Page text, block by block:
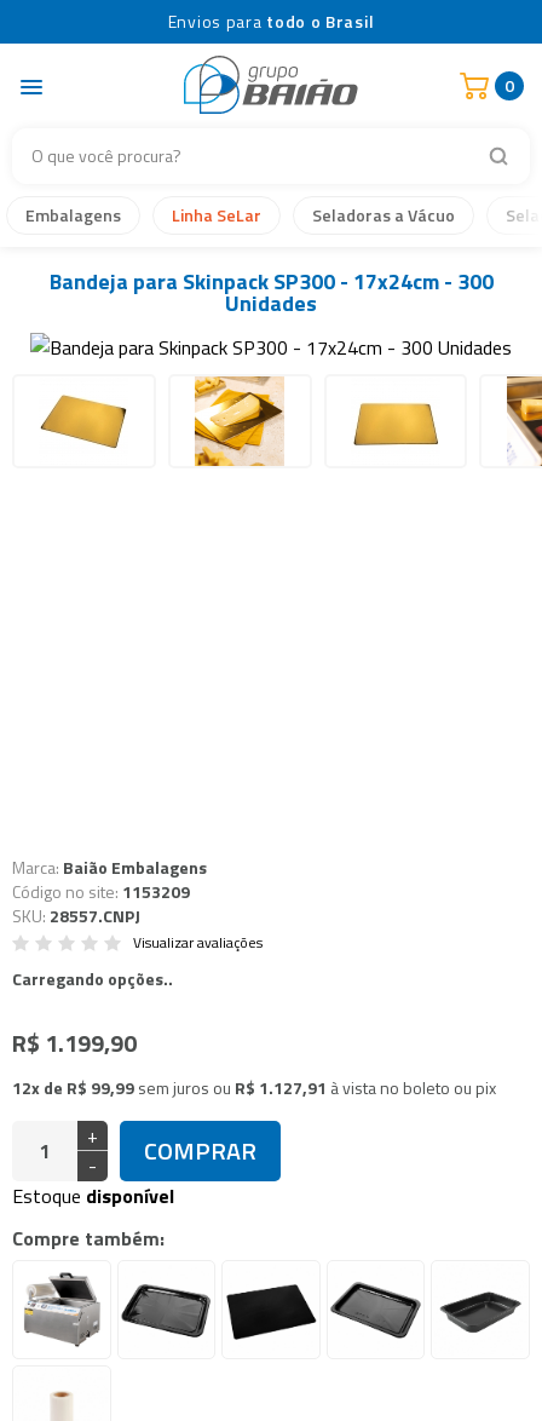
Envios para todo o Brasil
0
Embalagens Linha SeLar Seladoras a Vácuo
Bandeja para Skinpack SP300 - 17x24cm - 300
Unidades
Marca: Baião Embalagens
Código no site: 1153209
SKU: 28557.CNPJ
Visualizar avaliações
Carregando opções..
R$ 1.199,90
12x de R$ 99,99sem juros ou R$ 1.127,91 à vista no boleto ou pix
+
-
COMPRAR
Estoque disponível
Compre também: